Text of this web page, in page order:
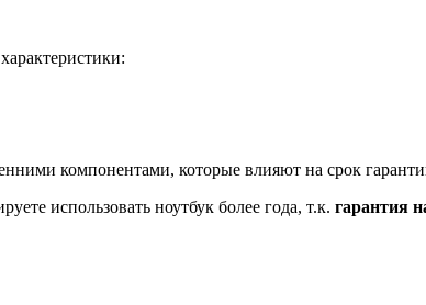
компонентами, которые влияют на срок
использовать ноутбук более года, т.к. гарантия